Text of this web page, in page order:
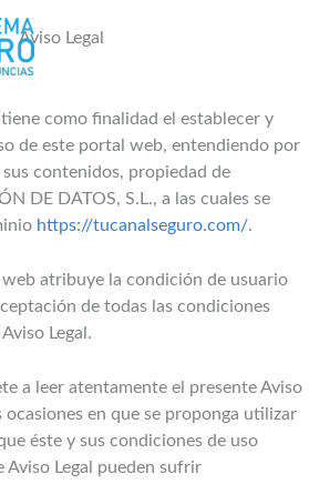
Aviso Legal
como finalidad el establecer y
de este portal web, entendiendo por
contenidos, propiedad de
DE DATOS, S.L., a las cuales se
https://tucanalseguro.com/.
atribuye la condición de usuario
de todas las condiciones
Legal.
a leer atentamente el presente Aviso
ocasiones en que se proponga utilizar
éste y sus condiciones de uso
Aviso Legal pueden sufrir